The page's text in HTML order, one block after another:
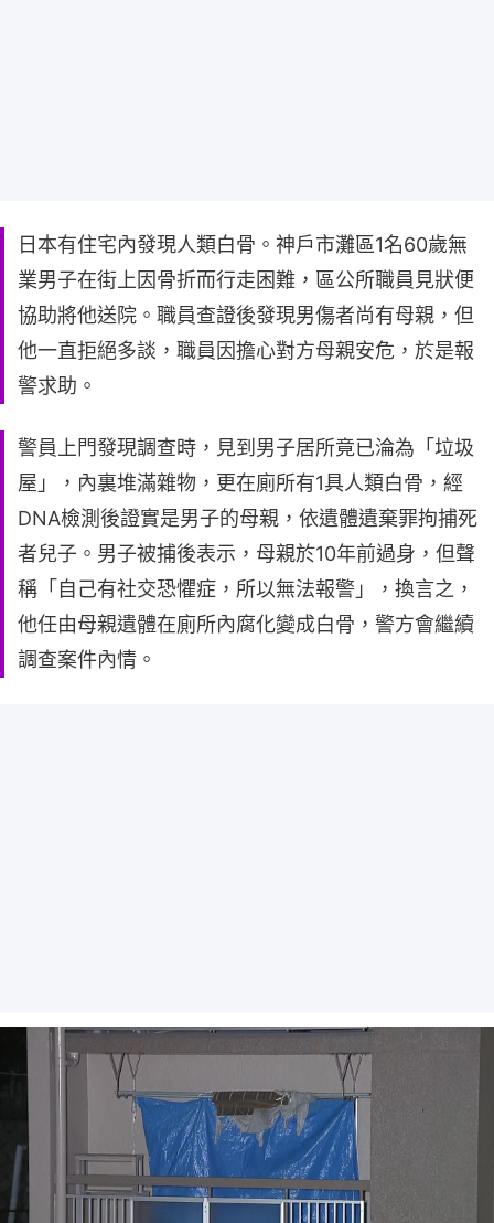
日本有住宅內發現人類白骨。神戶市灘區1名60歲無
業男子在街上因骨折而行走困難，區公所職員見狀便
協助將他送院。職員查證後發現男傷者尚有母親，但
他一直拒絕多談，職員因擔心對方母親安危，於是報
警求助。
警員上門發現調查時，見到男子居所竟已淪為「垃圾
屋」，內裏堆滿雜物，更在廁所有1具人類白骨，經
DNA檢測後證實是男子的母親，依遺體遺棄罪拘捕死
者兒子。男子被捕後表示，母親於10年前過身，但聲
稱「自己有社交恐懼症，所以無法報警」，換言之，
他任由母親遺體在廁所內腐化變成白骨，警方會繼續
調查案件內情。